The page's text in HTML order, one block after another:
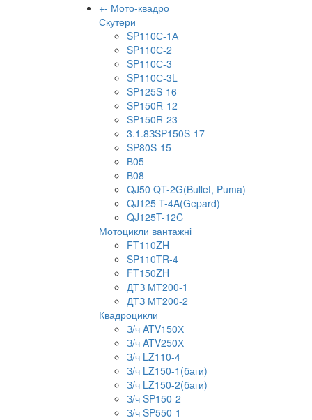
+- Мото-квадро
Скутери
SP110С-1А
SP110С-2
SP110С-3
SP110С-3L
SP125S-16
SP150R-12
SP150R-23
3.1.8ЗSP150S-17
SP80S-15
В05
В08
QJ50 QT-2G(Bullet, Puma)
QJ125 T-4A(Gepard)
QJ125T-12C
Мотоцикли вантажні
FT110ZH
SP110TR-4
FT150ZH
ДТЗ МТ200-1
ДТЗ МТ200-2
Квадроцикли
З/ч ATV150Х
З/ч ATV250Х
З/ч LZ110-4
З/ч LZ150-1(баги)
З/ч LZ150-2(баги)
З/ч SP150-2
З/ч SP550-1